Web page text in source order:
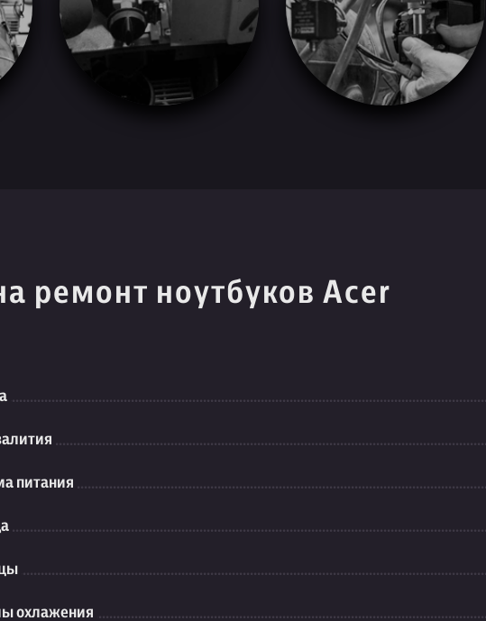
ремонт ноутбуков Acer
питания
охлажения